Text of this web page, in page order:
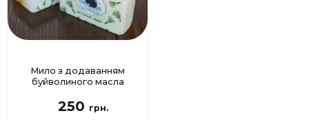
Мило з додаванням
буйволиного масла
250 грн.